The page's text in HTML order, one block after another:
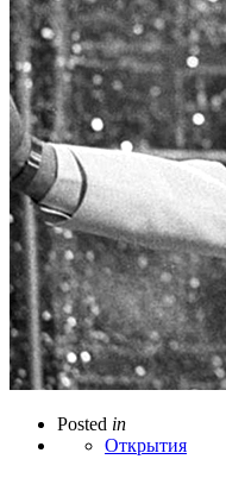
Posted in
Открытия